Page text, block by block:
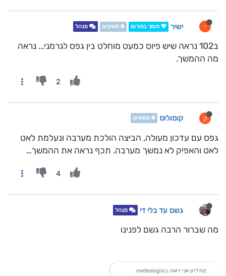
י ישיר 💖 תומך בפורום ❄️ משקיען מנהל
ב102 נראה שיש פיוס כמעט מוחלט בין גפס לגרמני... נראה
מה ההמשך.
2
ק קומולוס ❄️ משקיען
גפס עם עדכון מעולה, הביצה הולכת מערבה ונעלמת לאט
לאט והאפיק לא נמשך מערבה. תכף נראה את ההמשך…
4
גשם עד בלי די מנהל
מה שברור הרבה גשם לפנינו
מודלים אני רואה בmeteologix